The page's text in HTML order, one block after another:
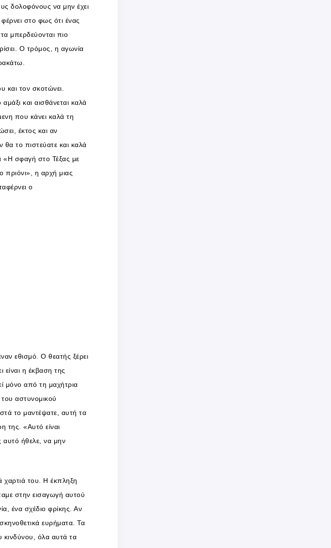
δολοφόνους να μην έχει
στο φως ότι ένας
μπερδεύονται πιο
Ο τρόμος, η αγωνία
τον σκοτώνει.
και αισθάνεται καλά
που κάνει καλά τη
έκτος και αν
θα το πιστεύατε και καλά
«Η σφαγή στο Τέξας με
πριόνι», η αρχή μιας
ο
εθισμό. Ο θεατής ξέρει
είναι η έκβαση της
μόνο από τη μαχήτρια
του αστυνομικού
το μαντέψατε, αυτή τα
της. «Αυτό είναι
αυτό ήθελε, να μην
του. Η έκπληξη
στην εισαγωγή αυτού
ένα σχέδιο φρίκης. Αν
ευρήματα. Τα
όλα αυτά τα